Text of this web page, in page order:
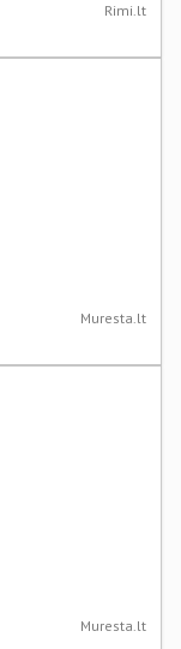
Rimi.lt
Muresta.lt
Muresta.lt